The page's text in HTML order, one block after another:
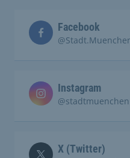
Facebook
Instagram
@stadtmuenchen
X (Twitter)